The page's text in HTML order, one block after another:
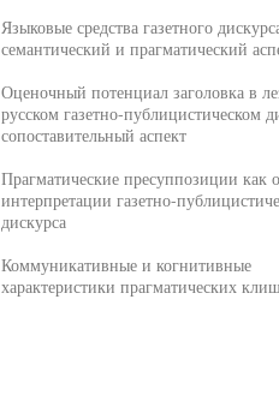
Языковые средства газетного
семантический и прагматический
Оценочный потенциал заголовка в
русском газетно-публицистическом
сопоставительный аспект
Прагматические пресуппозиции как
интерпретации газетно-
дискурса
Коммуникативные и когнитивные
характеристики прагматических